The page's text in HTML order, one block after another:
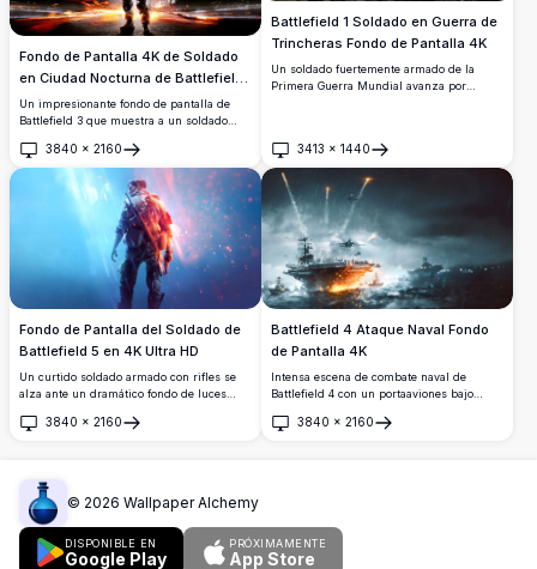
Fondo de Pantalla 4K de Soldado
en Ciudad Nocturna de Battlefield
3
Un impresionante fondo de pantalla de
Battlefield 3 que muestra a un soldado
paisaje urbano nocturno en llamas. Las
resplandecientes llamas anaranjadas y la
iluminación cinematográfica crean una
intensa atmósfera de juego en alta
resolución.
3840 × 2160
Abrir
Battlefield 1 Soldado en Guerra de
Trincheras Fondo de Pantalla 4K
Un soldado fuertemente armado de la
Primera Guerra Mundial avanza por
la cruda atmósfera bélica, el equipamiento
militar detallado y una iluminación
dramática.
3413 × 1440
Abrir
Fondo de Pantalla del Soldado de
Battlefield 5 en 4K Ultra HD
Un curtido soldado armado con rifles se
alza ante un dramático fondo de luces
fondo de pantalla de Battlefield 5 captura
impresionante resolución 4K.
3840 × 2160
Abrir
Battlefield 4 Ataque Naval Fondo
de Pantalla 4K
Intensa escena de combate naval de
Battlefield 4 con un portaaviones bajo
Cazas lanzan bengalas mientras el fuego
3840 × 2160
Abrir
© 2026 Wallpaper Alchemy
DISPONIBLE EN
Google Play
PRÓXIMAMENTE
App Store